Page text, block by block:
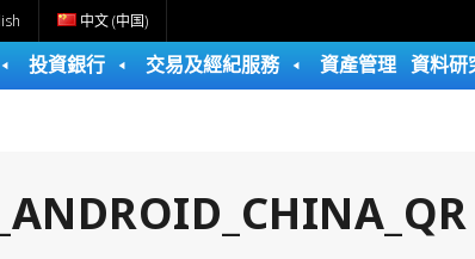
中文 (中国)
投資銀行 交易及經紀服務 資產管理 資料研